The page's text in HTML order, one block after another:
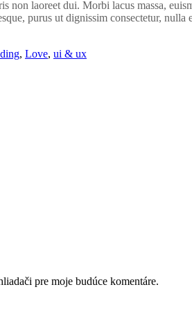
laoreet dui. Morbi lacus massa,
purus ut dignissim consectetur, nulla
, Love, ui & ux
pre moje budúce komentáre.